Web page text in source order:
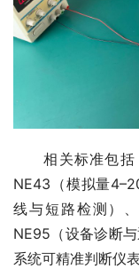
相关标准包括：
NE43（模拟量
线与短路检测）
NE95（设备诊断
系统可精准判断仪